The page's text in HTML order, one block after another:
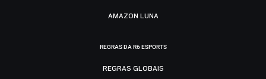
AMAZON LUNA
REGRAS DA R6 ESPORTS
REGRAS GLOBAIS